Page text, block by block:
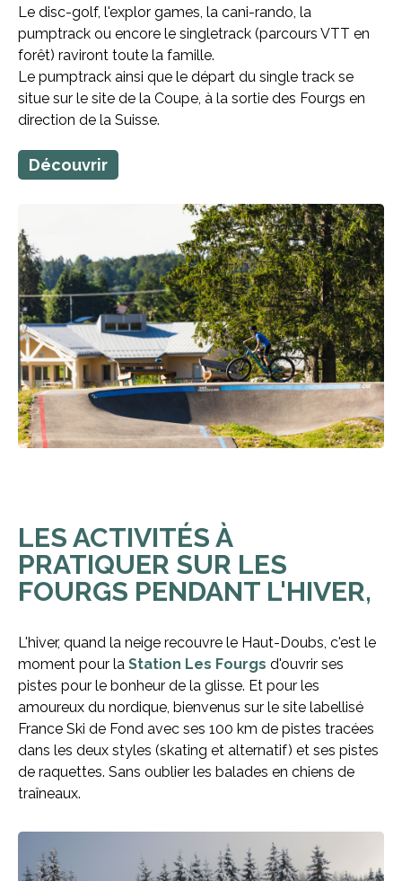
Le disc-golf, l'explor games, la cani-rando, la
pumptrack ou encore le singletrack (parcours VTT en
forêt) raviront toute la famille.
Le pumptrack ainsi que le départ du single track se
situe sur le site de la Coupe, à la sortie des Fourgs en
direction de la Suisse.
Découvrir
LES ACTIVITÉS À
PRATIQUER SUR LES
FOURGS PENDANT L'HIVER,
L'hiver, quand la neige recouvre le Haut-Doubs, c'est le
moment pour la Station Les Fourgs d'ouvrir ses
pistes pour le bonheur de la glisse. Et pour les
amoureux du nordique, bienvenus sur le site labellisé
France Ski de Fond avec ses 100 km de pistes tracées
dans les deux styles (skating et alternatif) et ses pistes
de raquettes. Sans oublier les balades en chiens de
traîneaux.